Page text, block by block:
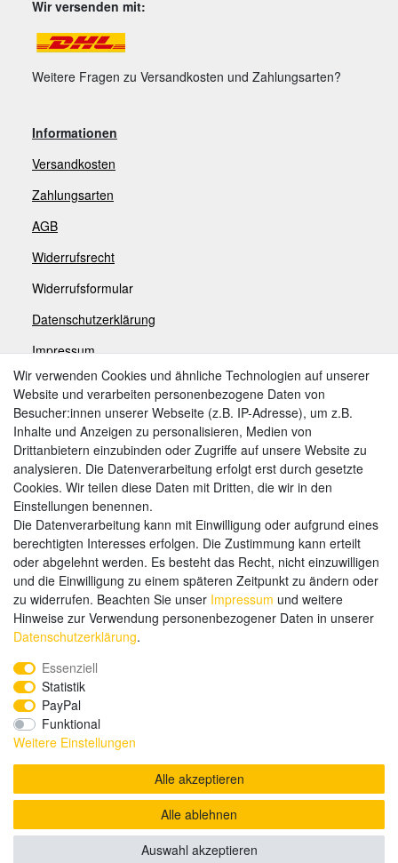
Wir versenden mit:
Weitere Fragen zu Versandkosten und Zahlungsarten?
Informationen
Versandkosten
Zahlungsarten
AGB
Widerrufsrecht
Widerrufsformular
Datenschutzerklärung
Impressum
Zahlungsarten
Weitere Zahlungsarten:
Kauf auf Rechnung
Vorkasse
Hier sind wir
© Copyright 2020 send-it-2-me.de. Alle Rechte vorbehalten.
Wir verwenden Cookies und ähnliche Technologien auf unserer
Website und verarbeiten personenbezogene Daten von
Besucher:innen unserer Webseite (z.B. IP-Adresse), um z.B.
Inhalte und Anzeigen zu personalisieren, Medien von
Drittanbietern einzubinden oder Zugriffe auf unsere Website zu
analysieren. Die Datenverarbeitung erfolgt erst durch gesetzte
Cookies. Wir teilen diese Daten mit Dritten, die wir in den
Einstellungen benennen.
Die Datenverarbeitung kann mit Einwilligung oder aufgrund eines
berechtigten Interesses erfolgen. Die Zustimmung kann erteilt
oder abgelehnt werden. Es besteht das Recht, nicht einzuwilligen
und die Einwilligung zu einem späteren Zeitpunkt zu ändern oder
zu widerrufen. Beachten Sie unser Impressum und weitere
Hinweise zur Verwendung personenbezogener Daten in unserer
Daten­schutz­erklärung.
Essenziell
Statistik
PayPal
Funktional
Weitere Einstellungen
Alle akzeptieren
Alle ablehnen
Auswahl akzeptieren